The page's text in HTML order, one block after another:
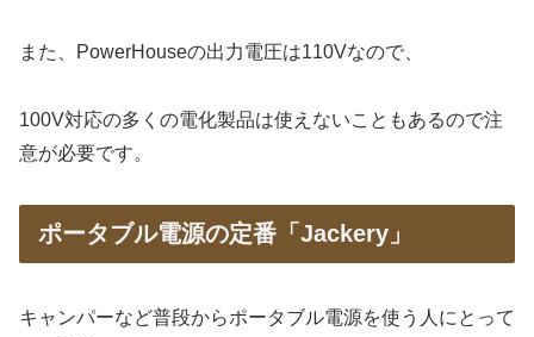
また、PowerHouseの出力電圧は110Vなので、
100V対応の多くの電化製品は使えないこともあるので注
意が必要です。
ポータブル電源の定番「Jackery」
キャンパーなど普段からポータブル電源を使う人にとって